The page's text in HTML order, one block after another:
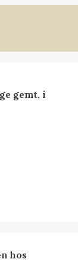
gemt, i
hos